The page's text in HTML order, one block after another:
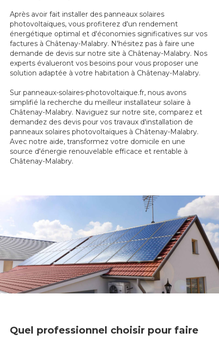
Après avoir fait installer des panneaux solaires
photovoltaïques, vous profiterez d'un rendement
énergétique optimal et d'économies significatives sur vos
factures à Châtenay-Malabry. N'hésitez pas à faire une
demande de devis sur notre site à Châtenay-Malabry. Nos
experts évalueront vos besoins pour vous proposer une
solution adaptée à votre habitation à Châtenay-Malabry.
Sur panneaux-solaires-photovoltaique.fr, nous avons
simplifié la recherche du meilleur installateur solaire à
Châtenay-Malabry. Naviguez sur notre site, comparez et
demandez des devis pour vos travaux d'installation de
panneaux solaires photovoltaïques à Châtenay-Malabry.
Avec notre aide, transformez votre domicile en une
source d'énergie renouvelable efficace et rentable à
Châtenay-Malabry.
Quel professionnel choisir pour faire